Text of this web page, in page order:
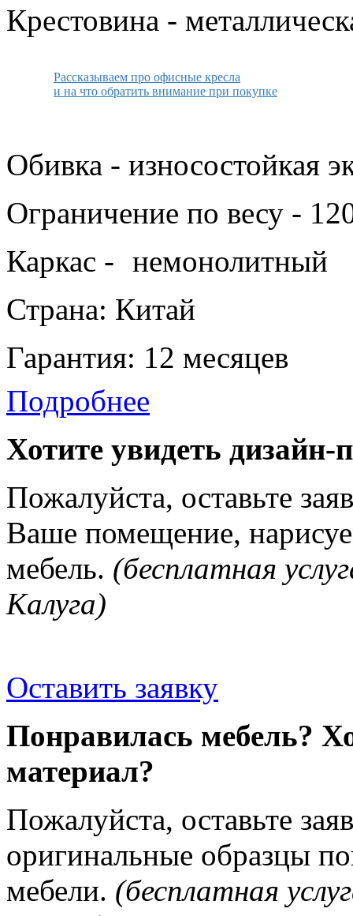
Крестовина -
Рассказываем про офисные кресла
и на что обратить внимание при покупке
Обивка - износостойкая
Ограничение по весу -
Каркас - немонолитный
Страна: Китай
Гарантия: 12 месяцев
Подробнее
Хотите увидеть дизайн-
Пожалуйста, оставьте
Ваше помещение,
мебель. (бесплатная
Калуга)
Оставить заявку
Понравилась мебель?
материал?
Пожалуйста, оставьте
оригинальные образцы
мебели. (бесплатная